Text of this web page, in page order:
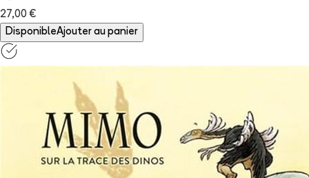
27,00 €
DisponibleAjouter au panier